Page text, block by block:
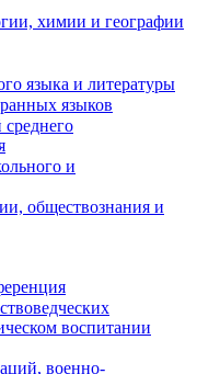
химии и географии
языка и литературы
языков
и
обществознания и
воспитании
военно-